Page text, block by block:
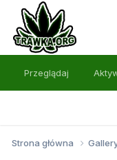
Przeglądaj
Strona główna